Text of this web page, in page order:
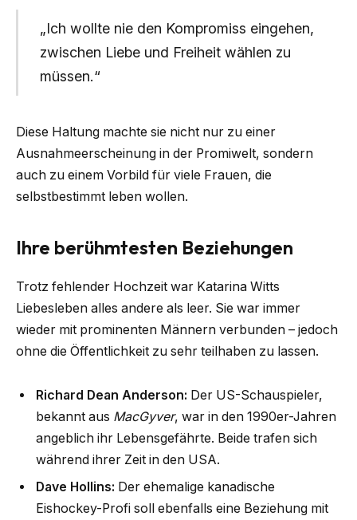
„Ich wollte nie den Kompromiss eingehen,
zwischen Liebe und Freiheit wählen zu
müssen.“
Diese Haltung machte sie nicht nur zu einer
Ausnahmeerscheinung in der Promiwelt, sondern
auch zu einem Vorbild für viele Frauen, die
selbstbestimmt leben wollen.
Ihre berühmtesten Beziehungen
Trotz fehlender Hochzeit war Katarina Witts
Liebesleben alles andere als leer. Sie war immer
wieder mit prominenten Männern verbunden – jedoch
ohne die Öffentlichkeit zu sehr teilhaben zu lassen.
Richard Dean Anderson: Der US-Schauspieler,
bekannt aus MacGyver, war in den 1990er-Jahren
angeblich ihr Lebensgefährte. Beide trafen sich
während ihrer Zeit in den USA.
Dave Hollins: Der ehemalige kanadische
Eishockey-Profi soll ebenfalls eine Beziehung mit